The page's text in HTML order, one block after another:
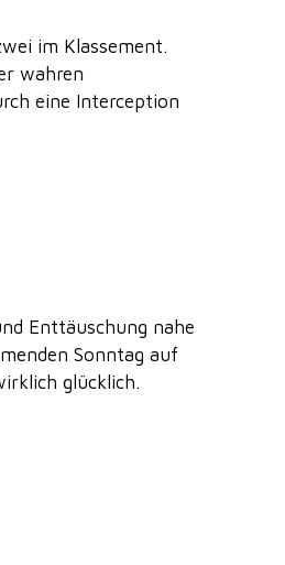
im Klassement.
wahren
eine Interception
Enttäuschung nahe
Sonntag auf
glücklich.